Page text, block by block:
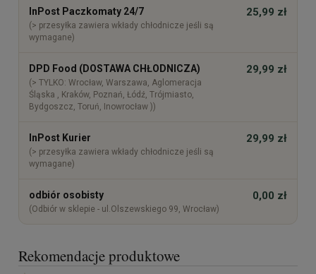
InPost Paczkomaty 24/7
(> przesyłka zawiera wkłady chłodnicze jeśli są
wymagane)
25,99 zł
DPD Food (DOSTAWA CHŁODNICZA)
(> TYLKO: Wrocław, Warszawa, Aglomeracja
Śląska , Kraków, Poznań, Łódź, Trójmiasto,
Bydgoszcz, Toruń, Inowrocław ))
29,99 zł
InPost Kurier
(> przesyłka zawiera wkłady chłodnicze jeśli są
wymagane)
29,99 zł
odbiór osobisty
(Odbiór w sklepie - ul.Olszewskiego 99, Wrocław)
0,00 zł
Rekomendacje produktowe